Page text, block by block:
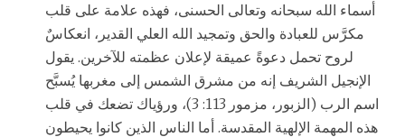
أسماء الله سبحانه وتعالى الحسنى، فهذه علامة على قلب
مكرَّس للعبادة والحق وتمجيد الله العلي القدير، انعكاسٌ
لروح تحمل دعوةً عميقة لإعلان عظمته للآخرين. يقول
الإنجيل الشريف إنه من مشرق الشمس إلى مغربها يُسبَّح
اسم الرب (الزبور، مزمور 113: 3)، ورؤياك تضعك في قلب
هذه المهمة الإلهية المقدسة. أما الناس الذين كانوا يحيطون